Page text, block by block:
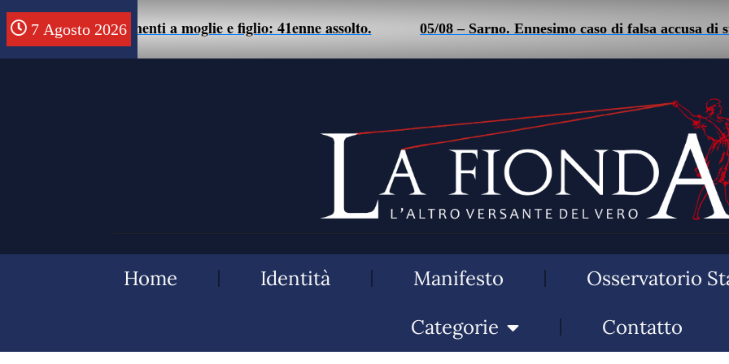
7 Agosto 2026
di maltrattamenti a moglie e figlio: 41enne assolto. 05/08 – Sarno. Ennesimo caso di falsa accusa di
Home Identità Manifesto Osservatorio
Categorie
Contatto